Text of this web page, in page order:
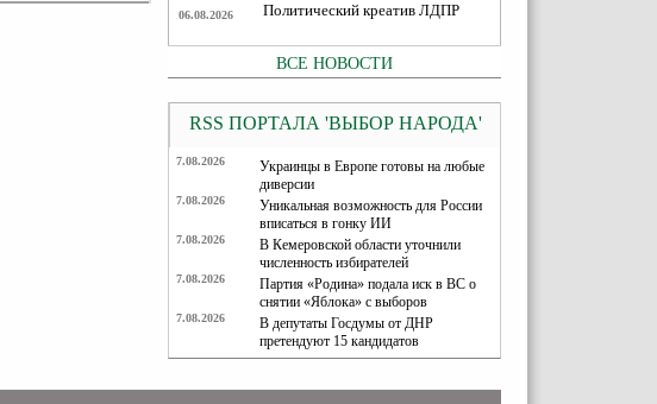
06.08.2026 Политический креатив ЛДПР
ВСЕ НОВОСТИ
RSS ПОРТАЛА 'ВЫБОР НАРОДА'
7.08.2026
Украинцы в Европе готовы на любые
диверсии
7.08.2026
Уникальная возможность для России
вписаться в гонку ИИ
7.08.2026
В Кемеровской области уточнили
численность избирателей
7.08.2026
Партия «Родина» подала иск в ВС о
снятии «Яблока» с выборов
7.08.2026
В депутаты Госдумы от ДНР
претендуют 15 кандидатов